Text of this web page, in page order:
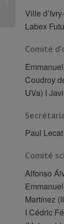
Ville
Labex
Comité
Coudroy
UVa) I
Paul
Comité
Alfonso
Martínez
I Cédric
Castilla y León